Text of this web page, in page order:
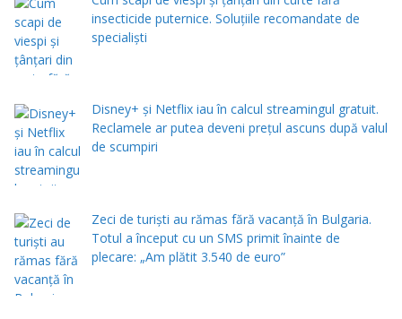
insecticide puternice. Soluțiile recomandate de
specialiști
Disney+ și Netflix iau în calcul streamingul gratuit.
Reclamele ar putea deveni prețul ascuns după valul
de scumpiri
Zeci de turiști au rămas fără vacanță în Bulgaria.
Totul a început cu un SMS primit înainte de
plecare: „Am plătit 3.540 de euro”